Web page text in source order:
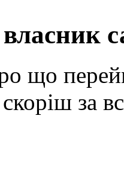
що
за